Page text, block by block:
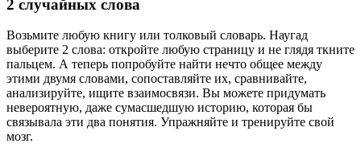
2 случайных слова
Возьмите любую книгу или толковый словарь. Наугад
выберите 2 слова: откройте любую страницу и не глядя ткните
пальцем. А теперь попробуйте найти нечто общее между
этими двумя словами, сопоставляйте их, сравнивайте,
анализируйте, ищите взаимосвязи. Вы можете придумать
невероятную, даже сумасшедшую историю, которая бы
связывала эти два понятия. Упражняйте и тренируйте свой
мозг.